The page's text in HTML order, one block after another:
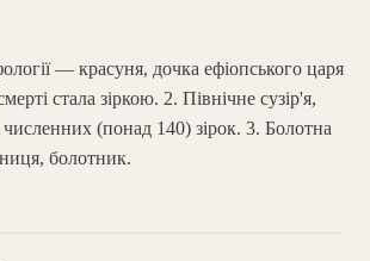
— красуня, дочка ефіопського царя
стала зіркою. 2. Північне сузір'я,
численних (понад 140) зірок. 3. Болотна
болотник.